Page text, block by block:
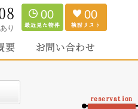
り
00 00